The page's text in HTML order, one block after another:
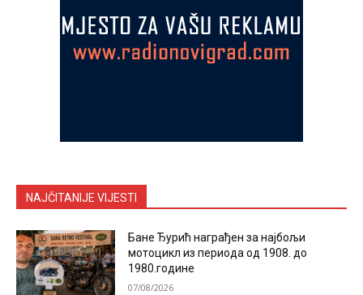
NAJČITANIJE VIJESTI
Бане Ђурић награђен за најбољи
мотоцикл из периода од 1908. до
1980.године
07/08/2026